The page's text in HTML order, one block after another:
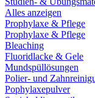
Alles anzeigen
Prophylaxe & Pflege
Prophylaxe & Pflege
Bleaching
Fluoridlacke & Gele
Mundspüllösungen
Polier- und
Pophylaxepulver